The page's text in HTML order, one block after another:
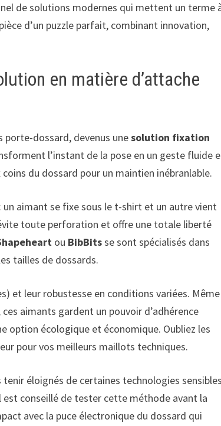
de solutions modernes qui mettent un terme
d’un puzzle parfait, combinant innovation,
en matière d’attache
porte-dossard, devenus unesolution fixation
l’instant de la pose en un geste fluide
du dossard pour un maintien inébranlable.
aimant se fixe sous le t-shirt et un autre vient
toute perforation et offre une totale liberté
ou BibBitsse sont spécialisés dans
tailles de dossards.
et leur robustesse en conditions variées. Même
aimants gardent un pouvoir d’adhérence
option écologique et économique. Oubliez les
pour vos meilleurs maillots techniques.
éloignés de certaines technologies
conseillé de tester cette méthode avant la
avec la puce électronique du dossard qui